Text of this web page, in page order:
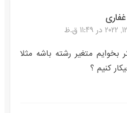
متغیر رشته باشه مثلا
کنیم ؟